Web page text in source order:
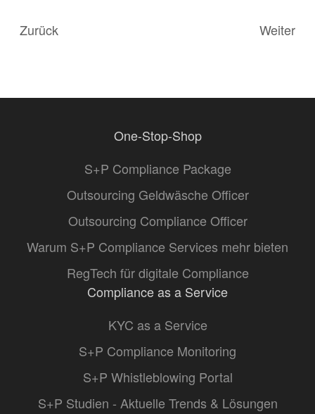
Zurück Weiter
One-Stop-Shop
S+P Compliance Package
Outsourcing Geldwäsche Officer
Outsourcing Compliance Officer
Warum S+P Compliance Services mehr bieten
RegTech für digitale Compliance
Compliance as a Service
KYC as a Service
S+P Compliance Monitoring
S+P Whistleblowing Portal
S+P Studien - Aktuelle Trends & Lösungen